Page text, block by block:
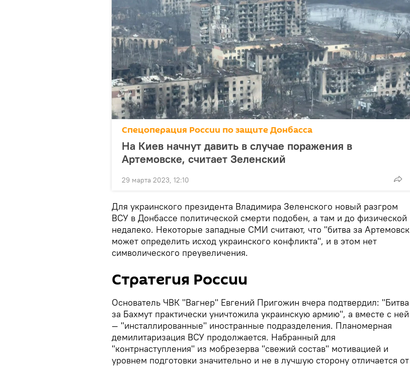
Спецоперация России по защите Донбасса
На Киев начнут давить в случае поражения в
Артемовске, считает Зеленский
29 марта 2023, 12:10
Для украинского президента Владимира Зеленского новый разгром
ВСУ в Донбассе политической смерти подобен, а там и до физической
недалеко. Некоторые западные СМИ считают, что "битва за Артемовск
может определить исход украинского конфликта", и в этом нет
символического преувеличения.
Стратегия России
Основатель ЧВК "Вагнер" Евгений Пригожин вчера подтвердил: "Битва
за Бахмут практически уничтожила украинскую армию", а вместе с ней
— "инсталлированные" иностранные подразделения. Планомерная
демилитаризация ВСУ продолжается. Набранный для
"контрнаступления" из мобрезерва "свежий состав" мотивацией и
уровнем подготовки значительно и не в лучшую сторону отличается от